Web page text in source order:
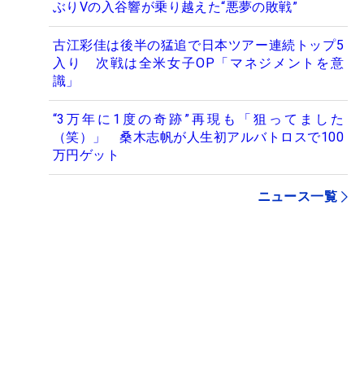
ぶりVの入谷響が乗り越えた“悪夢の敗戦”
古江彩佳は後半の猛追で日本ツアー連続トップ5
入り 次戦は全米女子OP「マネジメントを意
識」
“3万年に1度の奇跡”再現も「狙ってました
（笑）」 桑木志帆が人生初アルバトロスで100
万円ゲット
ニュース一覧